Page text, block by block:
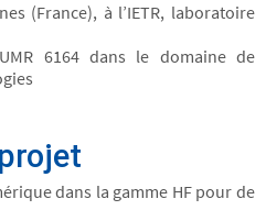
(France), à l’IETR, laboratoire
6164 dans le domaine de
dans la gamme HF pour de